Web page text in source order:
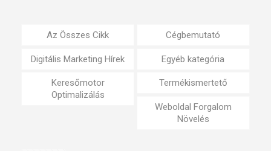
Az Összes Cikk Cégbemutató
Digitális Marketing Hírek Egyéb kategória
Keresőmotor
Optimalizálás
Termékismertető
Weboldal Forgalom
Növelés